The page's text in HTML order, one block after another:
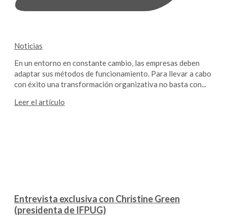
Noticias
En un entorno en constante cambio, las empresas deben
adaptar sus métodos de funcionamiento. Para llevar a cabo
con éxito una transformación organizativa no basta con...
Leer el artículo
Entrevista exclusiva con Christine Green
(presidenta de IFPUG)